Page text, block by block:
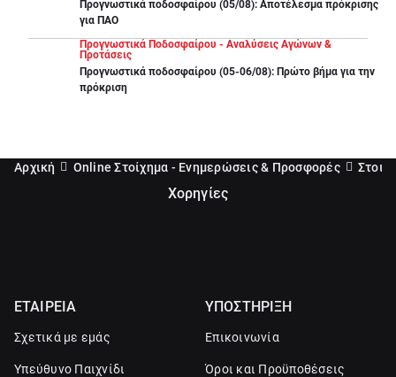
Προγνωστικά ποδοσφαίρου (05/08): Αποτέλεσμα πρόκρισης
για ΠΑΟ
Προγνωστικά Ποδοσφαίρου - Αναλύσεις Αγώνων &
Προτάσεις
Προγνωστικά ποδοσφαίρου (05-06/08): Πρώτο βήμα για την
πρόκριση
Αρχική Online Στοίχημα - Ενημερώσεις & Προσφορές
Χορηγίες
ΕΤΑΙΡΕΙΑ
Σχετικά με εμάς
Υπεύθυνο Παιχνίδι
ΥΠΟΣΤΗΡΙΞΗ
Επικοινωνία
Όροι και Προϋποθέσεις